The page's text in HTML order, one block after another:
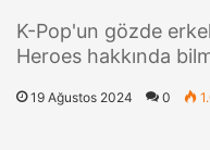
K-Pop'un gözde
Heroes hakkında
19 Ağustos 2024 0